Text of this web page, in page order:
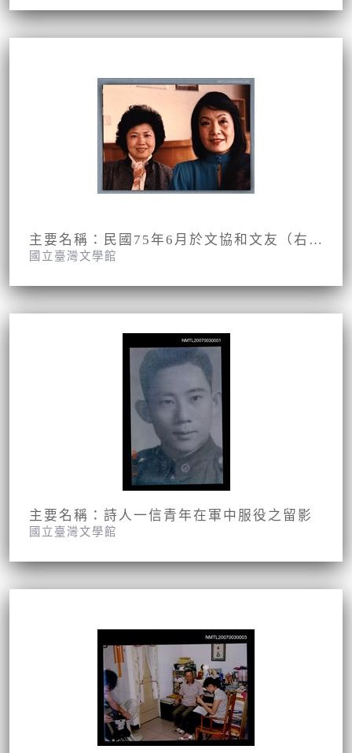
主要名稱：民國75年6月於文協和文友（右）朱秀娟合影
國立臺灣文學館
主要名稱：詩人一信青年在軍中服役之留影
國立臺灣文學館